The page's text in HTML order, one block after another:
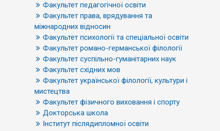
Факультет педагогічної освіти
Факультет права, врядування та
міжнародних відносин
Факультет психології та спеціальної освіти
Факультет романо-германської філології
Факультет суспільно-гуманітарних наук
Факультет східних мов
Факультет української філології, культури і
мистецтва
Факультет фізичного виховання і спорту
Докторська школа
Інститут післядипломної освіти